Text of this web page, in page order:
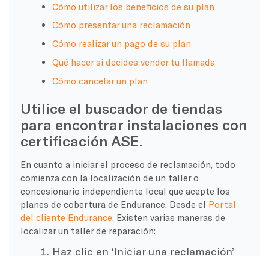
Cómo utilizar los beneficios de su plan
Cómo presentar una reclamación
Cómo realizar un pago de su plan
Qué hacer si decides vender tu llamada
Cómo cancelar un plan
Utilice el buscador de tiendas
para encontrar instalaciones con
certificación ASE.
En cuanto a iniciar el proceso de reclamación, todo
comienza con la localización de un taller o
concesionario independiente local que acepte los
planes de cobertura de Endurance. Desde el Portal
del cliente Endurance, Existen varias maneras de
localizar un taller de reparación:
Haz clic en ‘Iniciar una reclamación’